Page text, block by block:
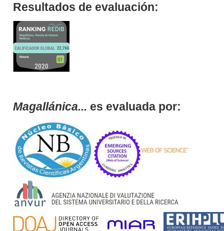
Resultados de evaluación:
Magallánica... es evaluada por: